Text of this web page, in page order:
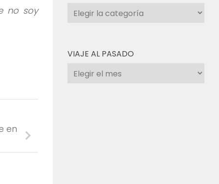
no soy
en
Historias
agrupadas
VIAJE AL PASADO
Viaje